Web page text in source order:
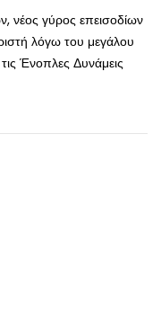
νέος γύρος επεισοδίων
λόγω του μεγάλου
Ένοπλες Δυνάμεις